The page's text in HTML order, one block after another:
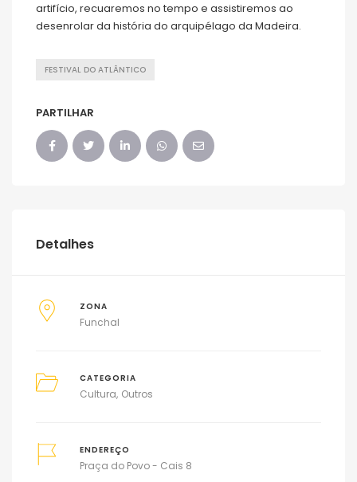
artifício, recuaremos no tempo e assistiremos ao
desenrolar da história do arquipélago da Madeira.
FESTIVAL DO ATLÂNTICO
PARTILHAR
Detalhes
ZONA
Funchal
CATEGORIA
Cultura Outros
ENDEREÇO
Praça do Povo - Cais 8